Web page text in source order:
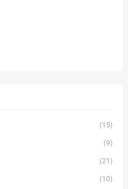
(15)
(9)
(21)
(10)